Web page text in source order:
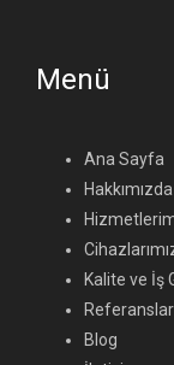
Menü
Ana Sayfa
Hakkımızda
Kalite ve İş
Blog